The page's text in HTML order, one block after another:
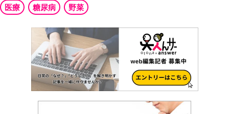
医療
糖尿病 野菜